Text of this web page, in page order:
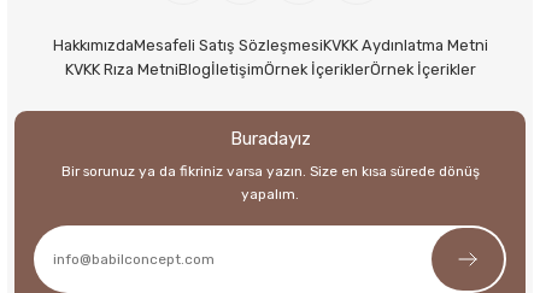
HakkımızdaMesafeli Satış SözleşmesiKVKK Aydınlatma Metni
KVKK Rıza MetniBlogİletişimÖrnek İçeriklerÖrnek İçerikler
Buradayız
Bir sorunuz ya da fikriniz varsa yazın. Size en kısa sürede dönüş
yapalım.